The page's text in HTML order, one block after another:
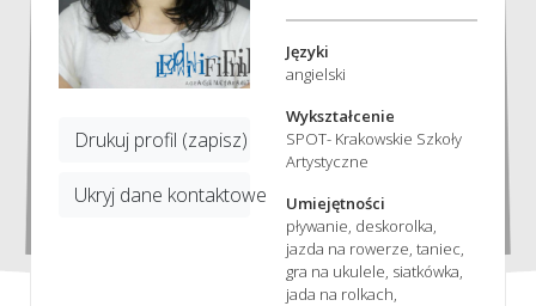
Drukuj profil (zapisz)
Ukryj dane kontaktowe
Języki
angielski
Wykształcenie
SPOT- Krakowskie Szkoły
Artystyczne
Umiejętności
pływanie, deskorolka,
jazda na rowerze, taniec,
gra na ukulele, siatkówka,
jada na rolkach,